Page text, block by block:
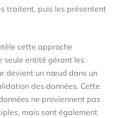
traitent, puis les présentent
cette approche
seule entité gérant les
devient un nœud dans un
des données. Cette
ne proviennent pas
mais sont également